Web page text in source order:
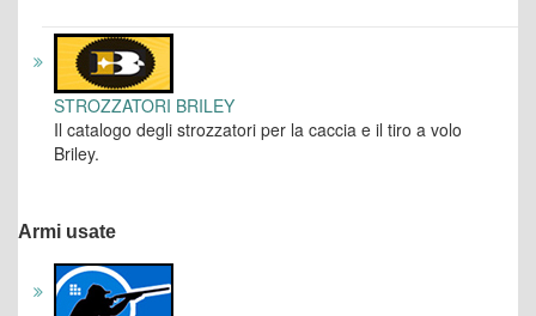
STROZZATORI BRILEY
Il catalogo degli strozzatori per la caccia e il tiro a volo
Briley.
Armi usate